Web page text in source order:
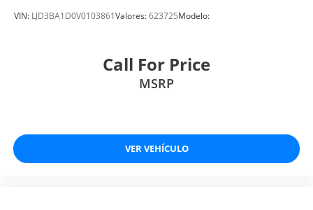
VIN: LJD3BA1D0V0103861Valores:623725Modelo:
Call For Price
MSRP
VER VEHÍCULO